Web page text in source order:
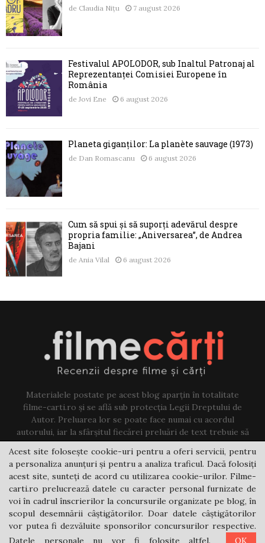
de Claudia Nițu 7 august 2026
Festivalul APOLODOR, sub Înaltul Patronaj al
Reprezentanței Comisiei Europene în
România
de Jovi Ene 6 august 2026
Planeta giganților: La planète sauvage (1973)
de Dan Romascanu 6 august 2026
Cum să spui și să suporți adevărul despre
propria familie: „Aniversarea”, de Andrea
Bajani
de Ania Vilal 6 august 2026
Materialele postate pe acest blog aparțin în totalitate
filme-carti.ro și se află sub protecția Legii Dreptului de
Autor. Preluarea lor se poate face numai cu acordul
autorului, iar la sfârșitul fiecărei preluări de text trebuie să
existe un link către acest blog.
Contact us:jovi@filme-carti.ro
Acest site folosește cookie-uri pentru a oferi servicii, pentru
a personaliza anunțuri și pentru a analiza traficul. Dacă folosiți
acest site, sunteți de acord cu utilizarea cookie-urilor. Filme-
carti.ro prelucrează datele cu caracter personal furnizate de
voi în cadrul înscrierilor la concursurile organizate pe blog, în
scopul desemnării câștigătorilor. Doar datele câștigătorilor
vor putea fi dezvăluite sponsorilor concursurilor respective.
Datele personale nu vor fi folosite altfel.
OK